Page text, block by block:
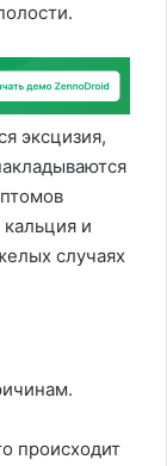
эксцизия,
и
случаях
происходит